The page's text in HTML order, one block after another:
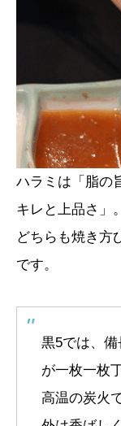
ハラミは「脂の
キレと上品さ」。
どちらも焼き方
です。
黒5では、
が一枚一枚
高温の炭火